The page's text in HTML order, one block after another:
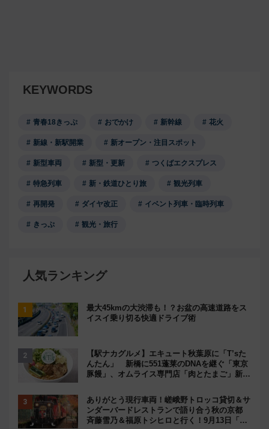
KEYWORDS
青春18きっぷ おでかけ 新幹線 花火
新線・新駅開業 新オープン・注目スポット
新型車両 新型・更新 つくばエクスプレス
特急列車 新・鉄道ひとり旅 観光列車
再開発 ダイヤ改正 イベント列車・臨時列車
きっぷ 観光・旅行
人気ランキング
最大45kmの大渋滞も！？お盆の高速道路をス
イスイ乗り切る快適ドライブ術
【駅ナカグルメ】エキュート秋葉原に「T’sた
んたん」 新橋に551蓬莱のDNAを継ぐ「東京
豚饅」、オムライス専門店「肉とたまご」新グ
ありがとう現行車両！嵯峨野トロッコ貸切＆サ
ンダーバードレストランで語り合う秋の京都
斉藤雪乃＆福原トシヒロと行く！9月13日「京